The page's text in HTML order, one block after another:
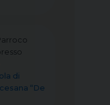
di
“De